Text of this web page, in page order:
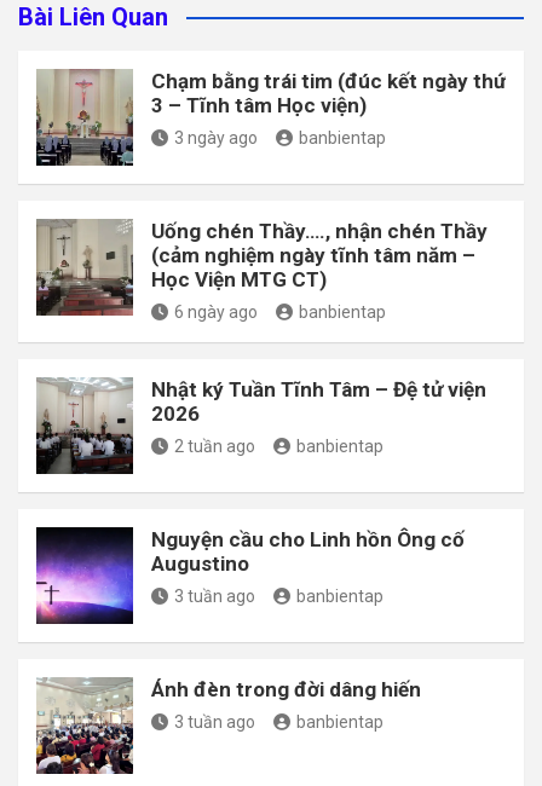
Bài Liên Quan
Chạm bằng trái tim (đúc kết ngày thứ
3 – Tĩnh tâm Học viện)
3 ngày ago banbientap
Uống chén Thầy…., nhận chén Thầy
(cảm nghiệm ngày tĩnh tâm năm –
Học Viện MTG CT)
6 ngày ago banbientap
Nhật ký Tuần Tĩnh Tâm – Đệ tử viện
2026
2 tuần ago banbientap
Nguyện cầu cho Linh hồn Ông cố
Augustino
3 tuần ago banbientap
Ánh đèn trong đời dâng hiến
3 tuần ago banbientap